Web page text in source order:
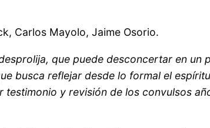
Carlos Mayolo, Jaime Osorio.
que puede desconcertar en
busca reflejar desde lo formal el
y revisión de los convulsos